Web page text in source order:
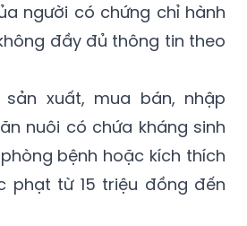
người có chứng chỉ hành
đầy đủ thông tin theo
xuất, mua bán, nhập
nuôi có chứa kháng sinh
bệnh hoặc kích thích
phạt từ 15 triệu đồng đến